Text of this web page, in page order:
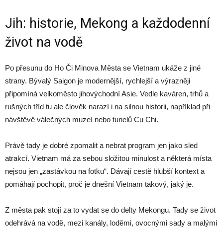
Jih: historie, Mekong a každodenní
život na vodě
Po přesunu do Ho Či Minova Města se Vietnam ukáže z jiné
strany. Bývalý Saigon je modernější, rychlejší a výrazněji
připomíná velkoměsto jihovýchodní Asie. Vedle kaváren, trhů a
rušných tříd tu ale člověk narazí i na silnou historii, například při
návštěvě válečných muzeí nebo tunelů Cu Chi.
Právě tady je dobré zpomalit a nebrat program jen jako sled
atrakcí. Vietnam má za sebou složitou minulost a některá místa
nejsou jen „zastávkou na fotku“. Dávají cestě hlubší kontext a
pomáhají pochopit, proč je dnešní Vietnam takový, jaký je.
Z města pak stojí za to vydat se do delty Mekongu. Tady se život
odehrává na vodě, mezi kanály, loděmi, ovocnými sady a malými